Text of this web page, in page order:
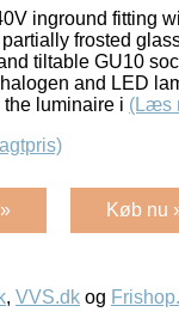
inground fitting
frosted
tiltable GU10
and LED
luminaire i (Læs
Køb nu
, VVS.dk og